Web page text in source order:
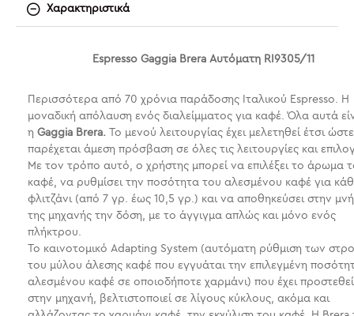
Χαρακτηριστικά
Espresso Gaggia Brera Αυτόματη RI9305/11
Περισσότερα από 70 χρόνια παράδοσης Ιταλικού Espresso. Η
μοναδική απόλαυση ενός διαλείμματος για καφέ. Όλα αυτά
η Gaggia Brera. Το μενού λειτουργίας έχει μελετηθεί έτσι
παρέχεται άμεση πρόσβαση σε όλες τις λειτουργίες και
Με τον τρόπο αυτό, ο χρήστης μπορεί να επιλέξει το άρωμα
καφέ, να ρυθμίσει την ποσότητα του αλεσμένου καφέ για
φλιτζάνι (από 7 γρ. έως 10,5 γρ.) και να αποθηκεύσει στην
της μηχανής την δόση, με το άγγιγμα απλώς και μόνο ενός
πλήκτρου.
Το καινοτομικό Adapting System (αυτόματη ρύθμιση των
του μύλου άλεσης καφέ που εγγυάται την επιλεγμένη
αλεσμένου καφέ σε οποιοδήποτε χαρμάνι) που έχει προστεθεί
στην μηχανή, βελτιστοποιεί σε λίγους κύκλους, ακόμα και